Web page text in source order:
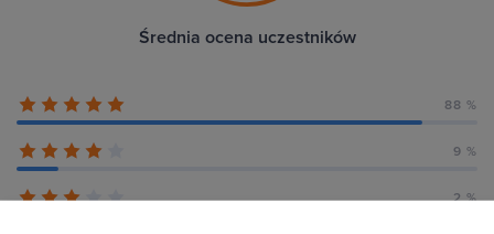
Średnia ocena uczestników
88 %
9 %
2 %